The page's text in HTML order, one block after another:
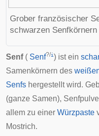
Grober französischer
schwarzen Senfkörnern
Senf( Senf?/i) ist ein
Samenkörnern des
Senfs hergestellt wird.
(ganze Samen),
allem zu einer Würzpaste
Mostrich.